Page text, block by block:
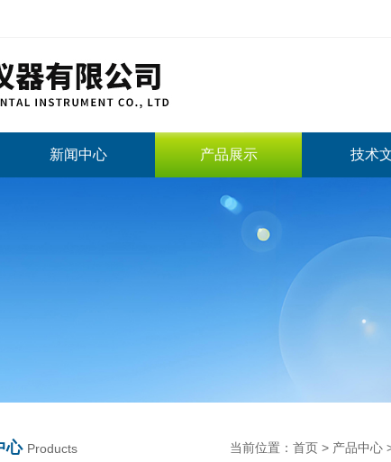
新闻中心 产品展示 技术
心 Products 当前位置： 首页 > 产品中心